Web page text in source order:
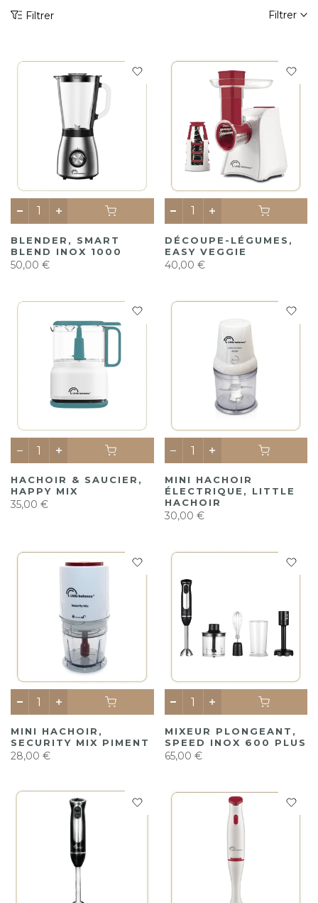
Filtrer Filtrer
BLENDER, SMART
BLEND INOX 1000
50,00 €
DÉCOUPE-LÉGUMES,
EASY VEGGIE
40,00 €
HACHOIR & SAUCIER,
HAPPY MIX
35,00 €
MINI HACHOIR
ÉLECTRIQUE, LITTLE
HACHOIR
30,00 €
MINI HACHOIR,
SECURITY MIX PIMENT
28,00 €
MIXEUR PLONGEANT,
SPEED INOX 600 PLUS
65,00 €